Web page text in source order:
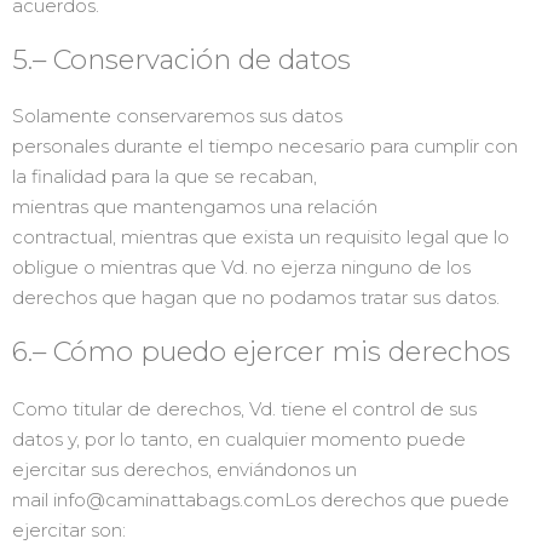
acuerdos.
5.– Conservación de datos
Solamente conservaremos sus datos
personales durante el tiempo necesario para cumplir con
la finalidad para la que se recaban,
mientras que mantengamos una relación
contractual, mientras que exista un requisito legal que lo
obligue o mientras que Vd. no ejerza ninguno de los
derechos que hagan que no podamos tratar sus datos.
6.– Cómo puedo ejercer mis derechos
Como titular de derechos, Vd. tiene el control de sus
datos y, por lo tanto, en cualquier momento puede
ejercitar sus derechos, enviándonos un
mail info@caminattabags.comLos derechos que puede
ejercitar son: